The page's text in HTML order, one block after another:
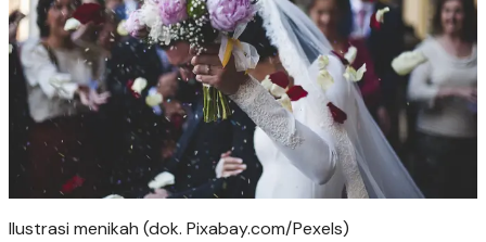
Ilustrasi menikah (dok. Pixabay.com/Pexels)